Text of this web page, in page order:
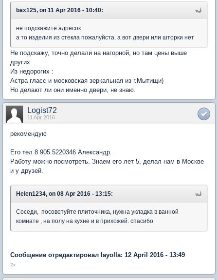
bax125, on 11 Apr 2016 - 10:40:
не подскажите адресок
а то изделия из стекла пожалуйста. а вот двери или шторки нет
Не подскажу, точно делали на нагорной, но там цены выше
других.
Из недорогих :
Астра гласс и московская зеркальная из г.Мытищи)
Но делают ли они именно двери, не знаю.
Logist72
11 Apr 2016
рекомендую
Его тел 8 905 5220346 Александр.
Работу можно посмотреть. Знаем его лет 5, делал нам в Москве
и у друзей.
Helen1234, on 08 Apr 2016 - 13:15:
Соседи, посоветуйте плиточника, нужна укладка в ванной
комнате , на полу на кухне и в прихожей. спасибо
Сообщение отредактировал layolla: 12 April 2016 - 13:49
2х